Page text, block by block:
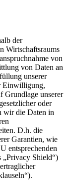
der
Wirtschaftsraums
von
von Daten an
unserer
Einwilligung,
Grundlage unserer
oder
wir die Daten in
D.h. die
Garantien, wie
entsprechenden
„Privacy Shield“)